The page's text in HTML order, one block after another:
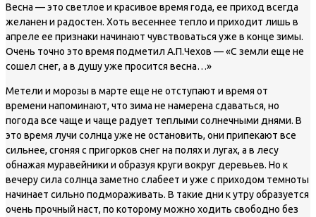
Весна — это светлое и красивое время года, ее приход всегда
желанен и радостен. Хоть весеннее тепло и приходит лишь в
апреле ее признаки начинают чувствоваться уже в конце зимы.
Очень точно это время подметил А.П.Чехов — «С земли еще не
сошел снег, а в душу уже просится весна…»
Метели и морозы в марте еще не отступают и время от
времени напоминают, что зима не намерена сдаваться, но
погода все чаще и чаще радует теплыми солнечными днями. В
это время лучи солнца уже не остановить, они припекают все
сильнее, сгоняя с пригорков снег на полях и лугах, а в лесу
обнажая муравейники и образуя круги вокруг деревьев. Но к
вечеру сила солнца заметно слабеет и уже с приходом темноты
начинает сильно подмораживать. В такие дни к утру образуется
очень прочный наст, по которому можно ходить свободно без